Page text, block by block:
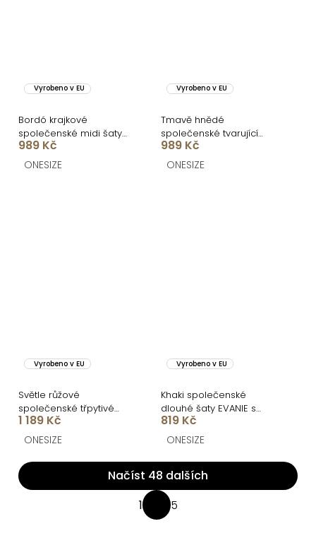
Vyrobeno v EU
Bordó krajkové
společenské midi šaty
LIRONDE
989 Kč
ONESIZE
Vyrobeno v EU
Tmavě hnědé
společenské tvarující
šaty RELANIO s průstřihy
989 Kč
ONESIZE
Vyrobeno v EU
Světle růžové
společenské třpytivé
šaty OLIVEXY s flitry
1 189 Kč
ONESIZE
Vyrobeno v EU
Khaki společenské
dlouhé šaty EVANIE s
průstřihy
819 Kč
ONESIZE
O
v
Načíst 48 dalších
1 5